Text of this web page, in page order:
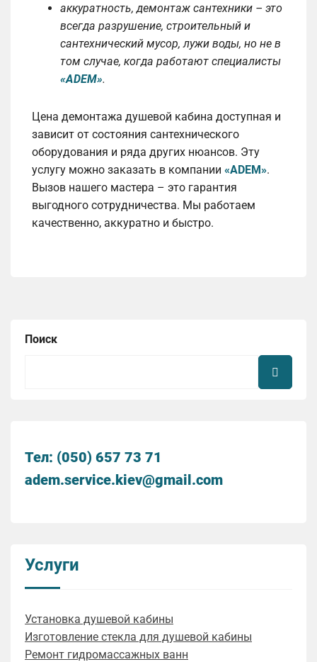
аккуратность, демонтаж сантехники – это
всегда разрушение, строительный и
сантехнический мусор, лужи воды, но не в
том случае, когда работают специалисты
«ADEM».
Цена демонтажа душевой кабина доступная и
зависит от состояния сантехнического
оборудования и ряда других нюансов. Эту
услугу можно заказать в компании «ADEM».
Вызов нашего мастера – это гарантия
выгодного сотрудничества. Мы работаем
качественно, аккуратно и быстро.
Поиск
Тел: (050) 657 73 71
adem.service.kiev@gmail.com
Услуги
Установка душевой кабины
Изготовление стекла для душевой кабины
Ремонт гидромассажных ванн